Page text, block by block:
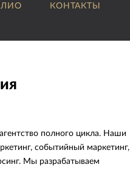
КОНТАКТЫ
полного цикла. Наши
событийный маркетинг,
Мы разрабатываем